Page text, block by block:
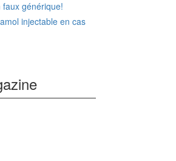
faux générique!
injectable en cas